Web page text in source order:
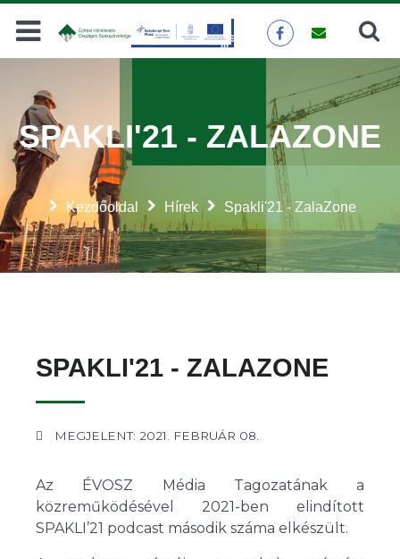
Keresés
Kezdőoldal Hírek Spakli'21 - ZalaZone
SPAKLI'21 - ZALAZONE
SPAKLI'21 - ZALAZONE
MEGJELENT: 2021. FEBRUÁR 08.
Az ÉVOSZ Média Tagozatának a
közreműködésével 2021-ben elindított
SPAKLI’21 podcast második száma elkészült.